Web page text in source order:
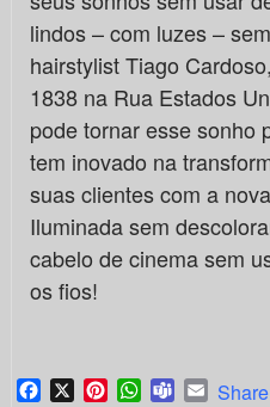
lindos – com luzes –
hairstylist Tiago
1838 na Rua Estados
pode tornar esse sonho
tem inovado na
suas clientes com a
Iluminada sem
cabelo de cinema sem
os fios!
Facebook
X PinterestWhatsApp
TeamsEmail
Share